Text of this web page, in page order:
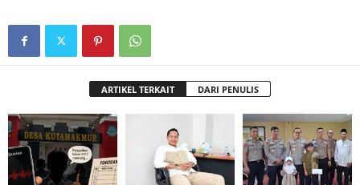
ARTIKEL TERKAIT DARI PENULIS